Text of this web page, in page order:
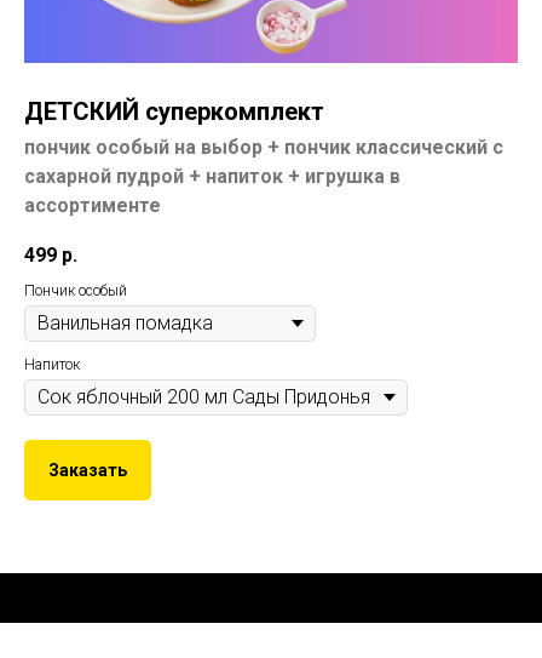
ДЕТСКИЙ суперкомплект
пончик особый на выбор + пончик классический с
сахарной пудрой + напиток + игрушка в
ассортименте
499 р.
Пончик особый
Напиток
Заказать